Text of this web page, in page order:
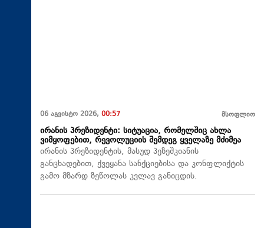
06 აგვისტო 2026, 00:57 მსოფლიო
ირანის პრეზიდენტი: სიტუაცია, რომელშიც ახლა
ვიმყოფებით, რევოლუციის შემდეგ ყველაზე მძიმეა
ირანის პრეზიდენტის, მასუდ პეზეშკიანის
განცხადებით, ქვეყანა სანქციებისა და კონფლიქტის
გამო მზარდ ზეწოლას კვლავ განიცდის.